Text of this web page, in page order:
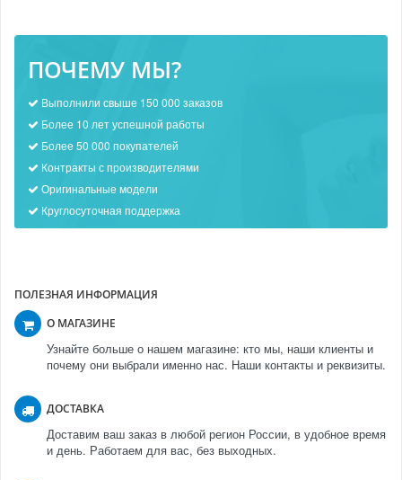
ПОЧЕМУ МЫ?
Выполнили свыше 150 000 заказов
Более 10 лет успешной работы
Более 50 000 покупателей
Контракты с производителями
Оригинальные модели
Круглосуточная поддержка
ПОЛЕЗНАЯ ИНФОРМАЦИЯ
О МАГАЗИНЕ
Узнайте больше о нашем магазине: кто мы, наши клиенты и
почему они выбрали именно нас. Наши контакты и реквизиты.
ДОСТАВКА
Доставим ваш заказ в любой регион России, в удобное время
и день. Работаем для вас, без выходных.